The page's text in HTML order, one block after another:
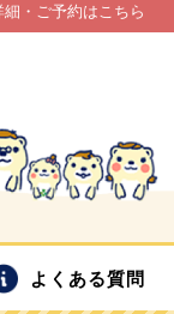
細・ご予約はこちら
よくある質問